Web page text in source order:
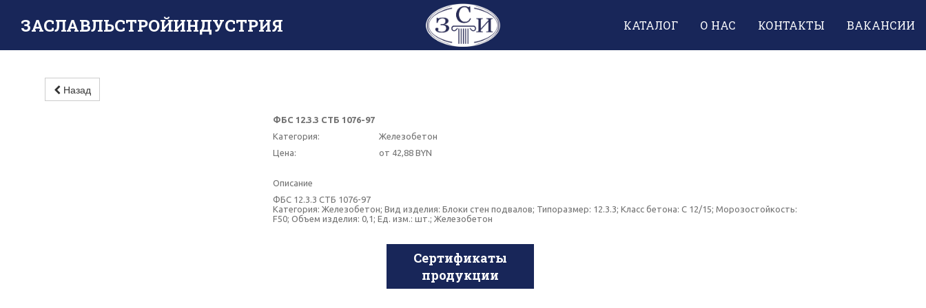
ЗАСЛАВЛЬСТРОЙИНДУСТРИЯ КАТАЛОГ О НАС КОНТАКТЫ ВАКАНСИИ
Назад
ФБС 12.3.3 СТБ 1076-97
Категория:
Железобетон
Цена:
от 42,88 BYN
Описание
ФБС 12.3.3 СТБ 1076-97
Категория: Железобетон; Вид изделия: Блоки стен подвалов; Типоразмер: 12.3.3; Класс бетона: C 12/15; Морозостойкость:
F50; Объем изделия: 0,1; Ед. изм.: шт.; Железобетон
Сертификаты
продукции